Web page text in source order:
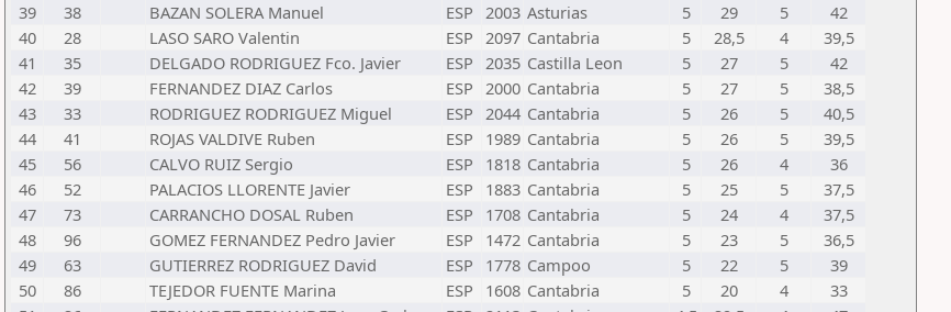
39
38 BAZAN SOLERA Manuel ESP 2003 Asturias 5 29 5
42
40
28 LASO SARO Valentin ESP 2097 Cantabria 5 28,5 4
39,5
41
35 DELGADO RODRIGUEZ Fco. Javier ESP 2035 Castilla Leon 5 27 5
42
42
39 FERNANDEZ DIAZ Carlos ESP 2000 Cantabria 5 27 5
38,5
43
33 RODRIGUEZ RODRIGUEZ Miguel ESP 2044 Cantabria 5 26 5
40,5
44
41 ROJAS VALDIVE Ruben ESP 1989 Cantabria 5 26 5
39,5
45
56 CALVO RUIZ Sergio ESP 1818 Cantabria 5 26 4
36
46
52 PALACIOS LLORENTE Javier ESP 1883 Cantabria 5 25 5
37,5
47
73 CARRANCHO DOSAL Ruben ESP 1708 Cantabria 5 24 4
37,5
48
96 GOMEZ FERNANDEZ Pedro Javier ESP 1472 Cantabria 5 23 5
36,5
49
63 GUTIERREZ RODRIGUEZ David ESP 1778 Campoo 5 22 5
39
50
86 TEJEDOR FUENTE Marina ESP 1608 Cantabria 5 20 4
33